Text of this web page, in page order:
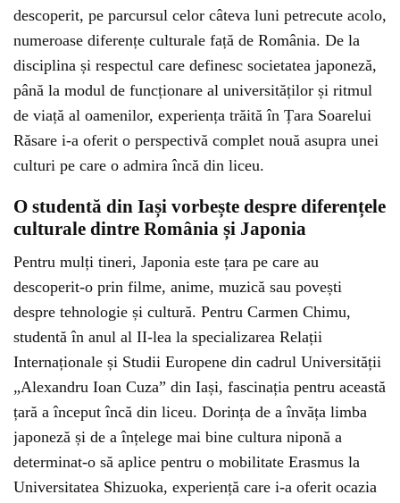
descoperit, pe parcursul celor câteva luni petrecute acolo,
numeroase diferențe culturale față de România. De la
disciplina și respectul care definesc societatea japoneză,
până la modul de funcționare al universităților și ritmul
de viață al oamenilor, experiența trăită în Țara Soarelui
Răsare i-a oferit o perspectivă complet nouă asupra unei
culturi pe care o admira încă din liceu.
O studentă din Iași vorbește despre diferențele
culturale dintre România și Japonia
Pentru mulți tineri, Japonia este țara pe care au
descoperit-o prin filme, anime, muzică sau povești
despre tehnologie și cultură. Pentru Carmen Chimu,
studentă în anul al II-lea la specializarea Relații
Internaționale și Studii Europene din cadrul Universității
„Alexandru Ioan Cuza” din Iași, fascinația pentru această
țară a început încă din liceu. Dorința de a învăța limba
japoneză și de a înțelege mai bine cultura niponă a
determinat-o să aplice pentru o mobilitate Erasmus la
Universitatea Shizuoka, experiență care i-a oferit ocazia